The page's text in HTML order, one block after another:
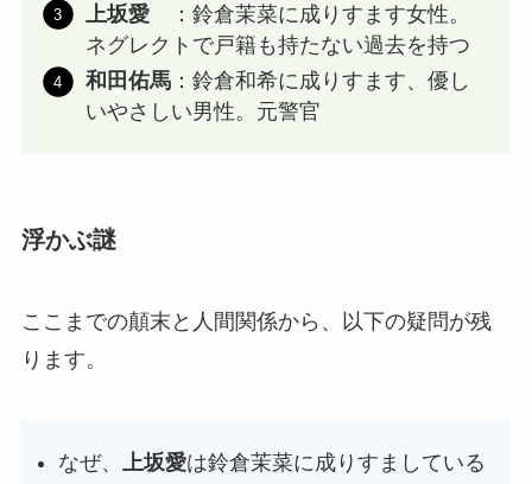
上坂愛：鈴倉茉菜に成りすます女性。
ネグレクトで戸籍も持たない過去を持つ
和田佑馬：鈴倉和希に成りすます、優し
いやさしい男性。元警官
浮かぶ謎
ここまでの顛末と人間関係から、以下の疑問が残
ります。
なぜ、上坂愛は鈴倉茉菜に成りすましている